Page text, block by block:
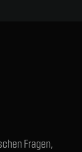
Fragen,